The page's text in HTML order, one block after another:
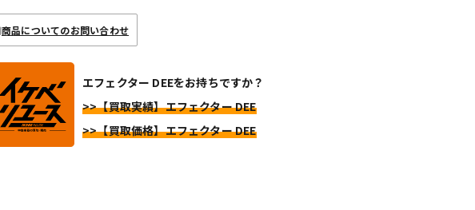
商品についてのお問い合わせ
エフェクター DEEをお持ちですか？
>>【買取実績】エフェクター DEE
>>【買取価格】エフェクター DEE